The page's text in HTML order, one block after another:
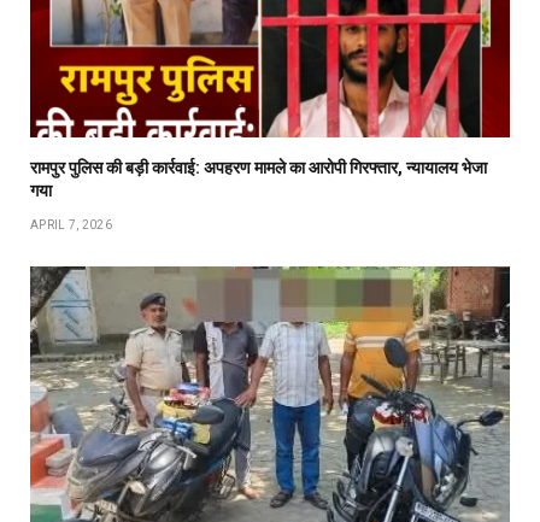
रामपुर पुलिस की बड़ी कार्रवाई: अपहरण मामले का आरोपी गिरफ्तार, न्यायालय भेजा
गया
APRIL 7, 2026